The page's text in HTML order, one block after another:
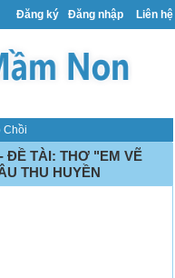
Đăng ký Đăng nhập Liên hệ
Chồi
ĐỀ TÀI: THƠ "EM VẼ
THU HUYỀN